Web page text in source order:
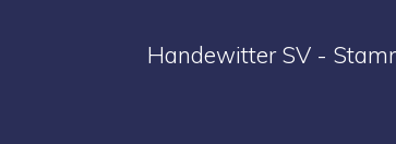
Handewitter SV -